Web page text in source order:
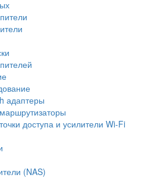
адаптеры
доступа и усилители Wi-Fi
(NAS)